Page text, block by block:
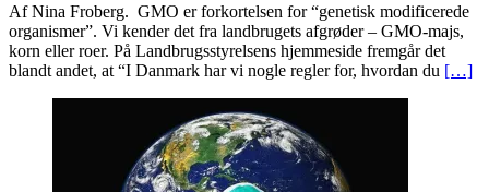
Af Nina Froberg. GMO er forkortelsen for “genetisk modificerede
organismer”. Vi kender det fra landbrugets afgrøder – GMO-majs,
korn eller roer. På Landbrugsstyrelsens hjemmeside fremgår det
blandt andet, at “I Danmark har vi nogle regler for, hvordan du […]